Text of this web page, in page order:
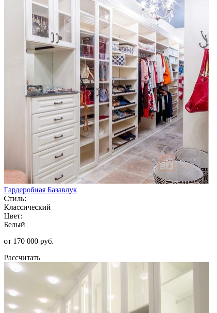
Гардеробная Базавлук
Стиль:
Классический
Цвет:
Белый
от 170 000 руб.
Рассчитать